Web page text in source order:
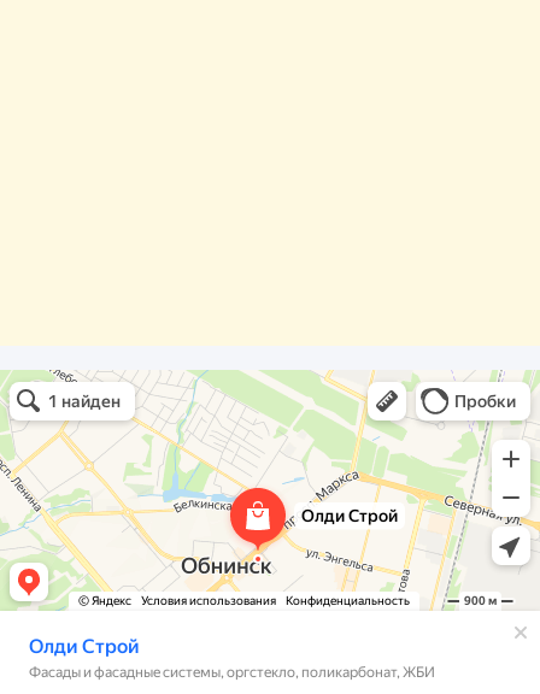
Олди Строй
Фасады и фасадные системы в Обнинске
Оргстекло, поликарбонат в Обнинске